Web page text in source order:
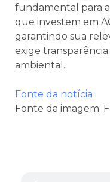
fundamental para
que investem em
garantindo sua
exige
ambiental.
Fonte da notícia
Fonte da imagem: